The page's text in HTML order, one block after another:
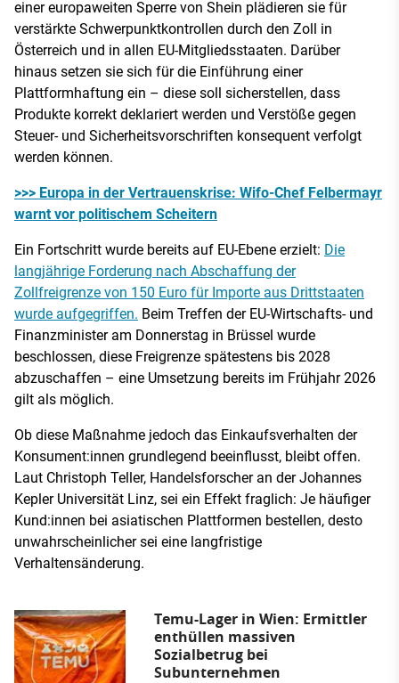
einer europaweiten Sperre von Shein plädieren sie für
verstärkte Schwerpunktkontrollen durch den Zoll in
Österreich und in allen EU-Mitgliedsstaaten. Darüber
hinaus setzen sie sich für die Einführung einer
Plattformhaftung ein – diese soll sicherstellen, dass
Produkte korrekt deklariert werden und Verstöße gegen
Steuer- und Sicherheitsvorschriften konsequent verfolgt
werden können.
>>> Europa in der Vertrauenskrise: Wifo-Chef Felbermayr
warnt vor politischem Scheitern
Ein Fortschritt wurde bereits auf EU-Ebene erzielt: Die
langjährige Forderung nach Abschaffung der
Zollfreigrenze von 150 Euro für Importe aus Drittstaaten
wurde aufgegriffen. Beim Treffen der EU-Wirtschafts- und
Finanzminister am Donnerstag in Brüssel wurde
beschlossen, diese Freigrenze spätestens bis 2028
abzuschaffen – eine Umsetzung bereits im Frühjahr 2026
gilt als möglich.
Ob diese Maßnahme jedoch das Einkaufsverhalten der
Konsument:innen grundlegend beeinflusst, bleibt offen.
Laut Christoph Teller, Handelsforscher an der Johannes
Kepler Universität Linz, sei ein Effekt fraglich: Je häufiger
Kund:innen bei asiatischen Plattformen bestellen, desto
unwahrscheinlicher sei eine langfristige
Verhaltensänderung.
Temu-Lager in Wien: Ermittler
enthüllen massiven
Sozialbetrug bei
Subunternehmen